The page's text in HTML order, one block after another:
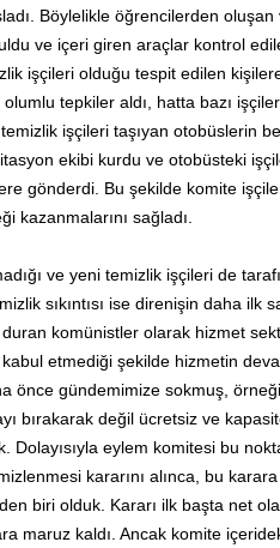
Böylelikle öğrencilerden oluşan
ve içeri giren araçlar kontrol
işçileri olduğu tespit edilen
tepkiler aldı, hatta bazı
işçileri taşıyan otobüslerin
ekibi kurdu ve otobüsteki
gönderdi. Bu şekilde komite
kazanmalarını sağladı.
ve yeni temizlik işçileri de
sıkıntısı ise direnişin daha ilk
duran komünistler olarak hizmet
etmediği şekilde hizmetin
önce gündemimize sokmuş,
bırakarak değil ücretsiz ve
Dolayısıyla eylem komitesi bu
kararını alınca, bu
biri olduk. Kararı ilk başta net
maruz kaldı. Ancak komite